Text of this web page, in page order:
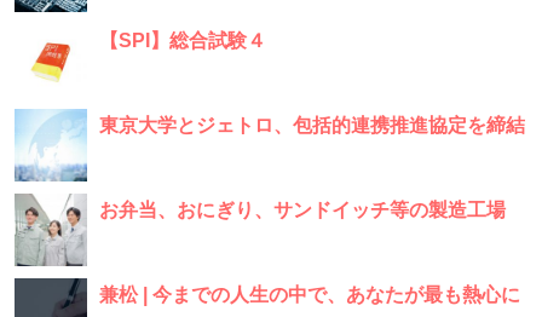
【SPI】総合試験４
東京大学とジェトロ、包括的連携推進協定を締結
お弁当、おにぎり、サンドイッチ等の製造工場
兼松 | 今までの人生の中で、あなたが最も熱心に